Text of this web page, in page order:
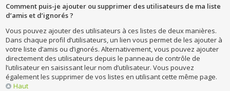
Comment puis-je ajouter ou supprimer des utilisateurs de ma liste
d’amis et d’ignorés ?
Vous pouvez ajouter des utilisateurs à ces listes de deux manières.
Dans chaque profil d’utilisateurs, un lien vous permet de les ajouter à
votre liste d’amis ou d’ignorés. Alternativement, vous pouvez ajouter
directement des utilisateurs depuis le panneau de contrôle de
l’utilisateur en saisissant leur nom d’utilisateur. Vous pouvez
également les supprimer de vos listes en utilisant cette même page.
Haut